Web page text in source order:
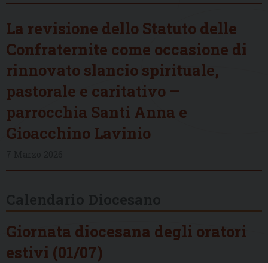
La revisione dello Statuto delle
Confraternite come occasione di
rinnovato slancio spirituale,
pastorale e caritativo –
parrocchia Santi Anna e
Gioacchino Lavinio
Giornata diocesana degli oratori
estivi (01/07)